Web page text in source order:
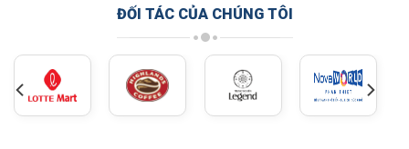
ĐỐI TÁC CỦA CHÚNG TÔI